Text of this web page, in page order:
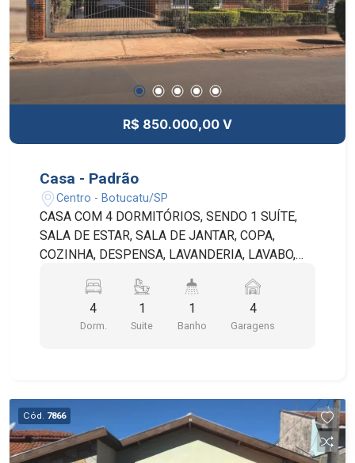
R$ 850.000,00 V
Casa - Padrão
Centro - Botucatu/SP
CASA COM 4 DORMITÓRIOS, SENDO 1 SUÍTE,
SALA DE ESTAR, SALA DE JANTAR, COPA,
COZINHA, DESPENSA, LAVANDERIA, LAVABO,
SERVIÇO, QUINTAL COM JARDIM E 4 VAGAS DE
GARAGEM, SENDO 2 VAGAS COBERTAS. IMÓVEL
MUITO BEM LOCALIZADO, PRÓXIMO À AV.
4
Dorm.
1
Suite
1
Banho
4
Garagens
Cód. 7866